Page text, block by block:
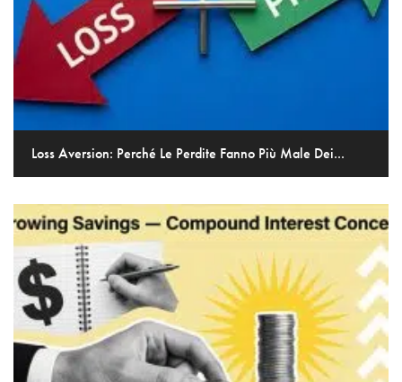
Loss Aversion: Perché Le Perdite Fanno Più Male Dei...